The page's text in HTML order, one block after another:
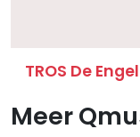
TROS De
Meer